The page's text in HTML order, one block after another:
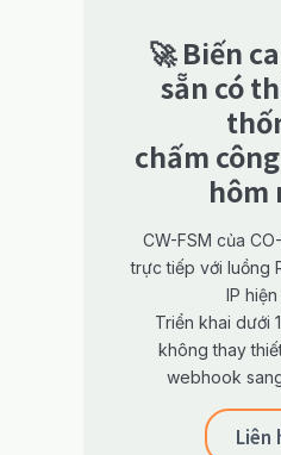
🚀 Biến
sẵn có
chấm
hôm
CW-FSM của
trực tiếp với luồng
IP
Triển khai dưới
không thay
webhook
Liên